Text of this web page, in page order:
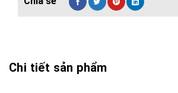
Chi tiết sản phẩm